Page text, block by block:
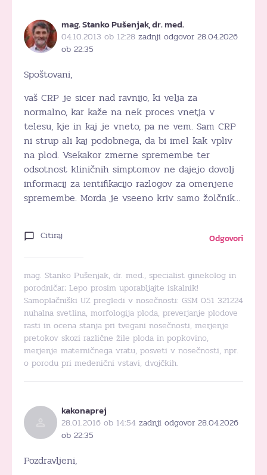
mag. Stanko Pušenjak, dr. med.
04.10.2013 ob 12:28 zadnji odgovor 28.04.2026
ob 22:35
Spoštovani,
vaš CRP je sicer nad ravnijo, ki velja za
normalno, kar kaže na nek proces vnetja v
telesu, kje in kaj je vneto, pa ne vem. Sam CRP
ni strup ali kaj podobnega, da bi imel kak vpliv
na plod. Vsekakor zmerne spremembe ter
odsotnost kliničnih simptomov ne dajejo dovolj
informacij za ientifikacijo razlogov za omenjene
spremembe. Morda je vseeno kriv samo žolčnik…
Citiraj Odgovori
mag. Stanko Pušenjak, dr. med., specialist ginekolog in
porodničar; Lepo prosim uporabljajte iskalnik!
Samoplačniški UZ pregledi v nosečnosti: GSM 051 321224
nuhalna svetlina, morfologija ploda, preverjanje plodove
rasti in ocena stanja pri tvegani nosečnosti, merjenje
pretokov skozi različne žile ploda in popkovino,
merjenje materničnega vratu, posveti v nosečnosti, npr.
o porodu pri medenični vstavi, dvojčkih.
kakonaprej
28.01.2016 ob 14:54 zadnji odgovor 28.04.2026
ob 22:35
Pozdravljeni,